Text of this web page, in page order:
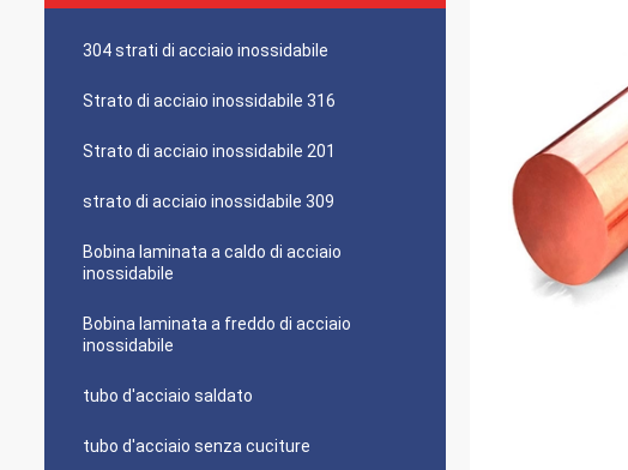
304 strati di acciaio inossidabile
Strato di acciaio inossidabile 316
Strato di acciaio inossidabile 201
strato di acciaio inossidabile 309
Bobina laminata a caldo di acciaio
inossidabile
Bobina laminata a freddo di acciaio
inossidabile
tubo d'acciaio saldato
tubo d'acciaio senza cuciture